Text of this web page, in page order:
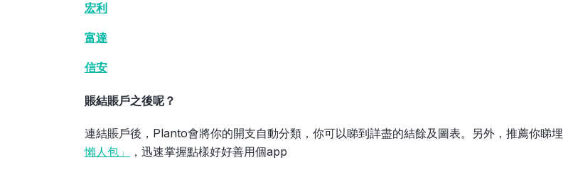
宏利
富達
信安
賬結賬戶之後呢？
連結賬戶後，Planto會將你的開支自動分類，你可以睇到詳盡的結餘及圖表。另外，推薦你睇埋
懶人包」
，迅速掌握點樣好好善用個app